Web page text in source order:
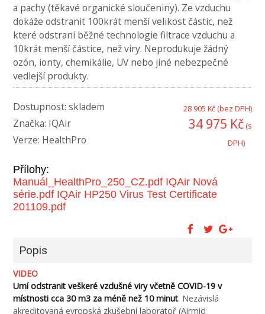
a pachy (těkavé organické sloučeniny). Ze vzduchu
dokáže odstranit 100krát menší velikost částic, než
které odstraní běžné technologie filtrace vzduchu a
10krát menší částice, než viry. Neprodukuje žádný
ozón, ionty, chemikálie, UV nebo jiné nebezpečné
vedlejší produkty.
28 905 Kč (bez DPH)
34 975 Kč(s
DPH)
Dostupnost:skladem
Značka: IQAir
Verze: HealthPro
Přílohy:
Manuál_HealthPro_250_CZ.pdf IQAir Nová
série.pdf IQAir HP250 Virus Test Certificate
201109.pdf
Popis
VIDEO
Umí odstranit veškeré vzdušné viry včetně COVID-19 v
místnosti cca 30 m3 za méně než 10 minut. Nezávislá
akreditovaná evropská zkušební laboratoř (Airmid